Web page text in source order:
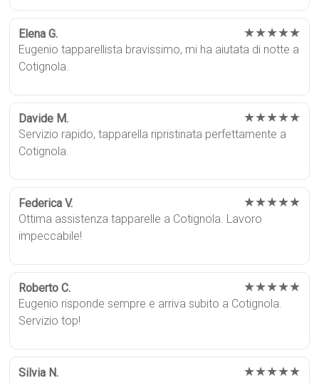
Elena G. ★★★★★
Eugenio tapparellista bravissimo, mi ha aiutata di notte a
Cotignola.
Davide M. ★★★★★
Servizio rapido, tapparella ripristinata perfettamente a
Cotignola.
Federica V. ★★★★★
Ottima assistenza tapparelle a Cotignola. Lavoro
impeccabile!
Roberto C. ★★★★★
Eugenio risponde sempre e arriva subito a Cotignola.
Servizio top!
Silvia N. ★★★★★